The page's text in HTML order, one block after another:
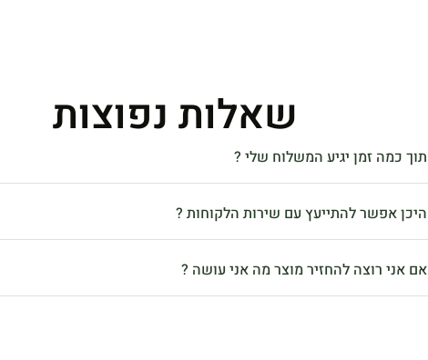
שאלות נפוצות
תוך כמה זמן יגיע המשלוח שלי ?
היכן אפשר להתייעץ עם שירות הלקוחות ?
אם אני רוצה להחזיר מוצר מה אני עושה ?